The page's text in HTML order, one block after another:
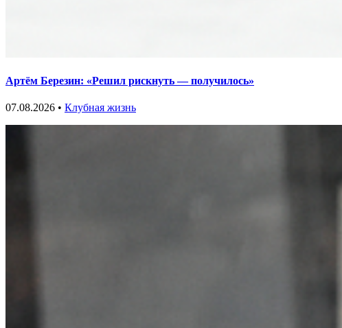
Артём Березин: «Решил рискнуть — получилось»
07.08.2026 • Клубная жизнь